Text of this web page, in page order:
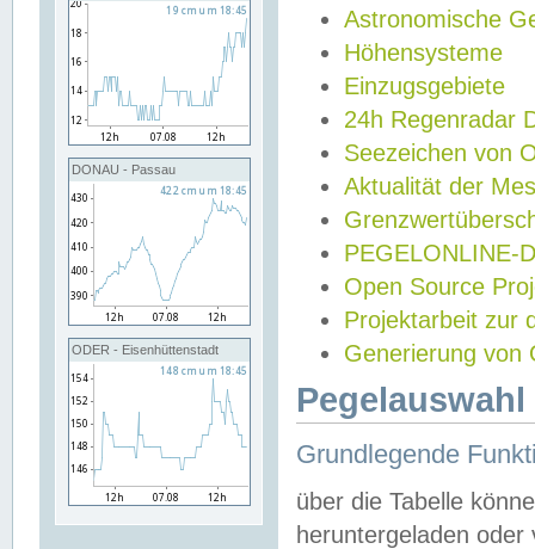
DONAU - Passau
ODER - Eisenhüttenstadt
Astronomische
Höhensysteme
Einzugsgebiete
24h Regenradar
Seezeichen von
Aktualität der
PEGELONLINE-
Open Source
Projektarbeit zur
Generierung von
Grundlegende
über die Tabelle
heruntergeladen oder